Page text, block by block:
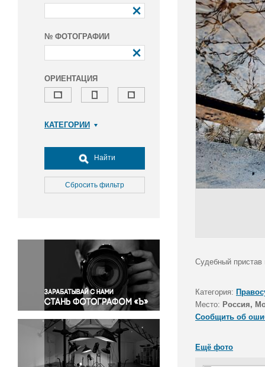
№ ФОТОГРАФИИ
ОРИЕНТАЦИЯ
КАТЕГОРИИ
Досуг, туризм и отдых
Культура
Медицина
Окружающая среда
Политика
Правосудие
Происшествия и конфликты
Религия
Светская жизнь
Спорт
Экология
Экономика и бизнес
Найти
Сбросить фильтр
Судебный пристав
Категория:
Место: Россия,
Сообщить об
Ещё фото